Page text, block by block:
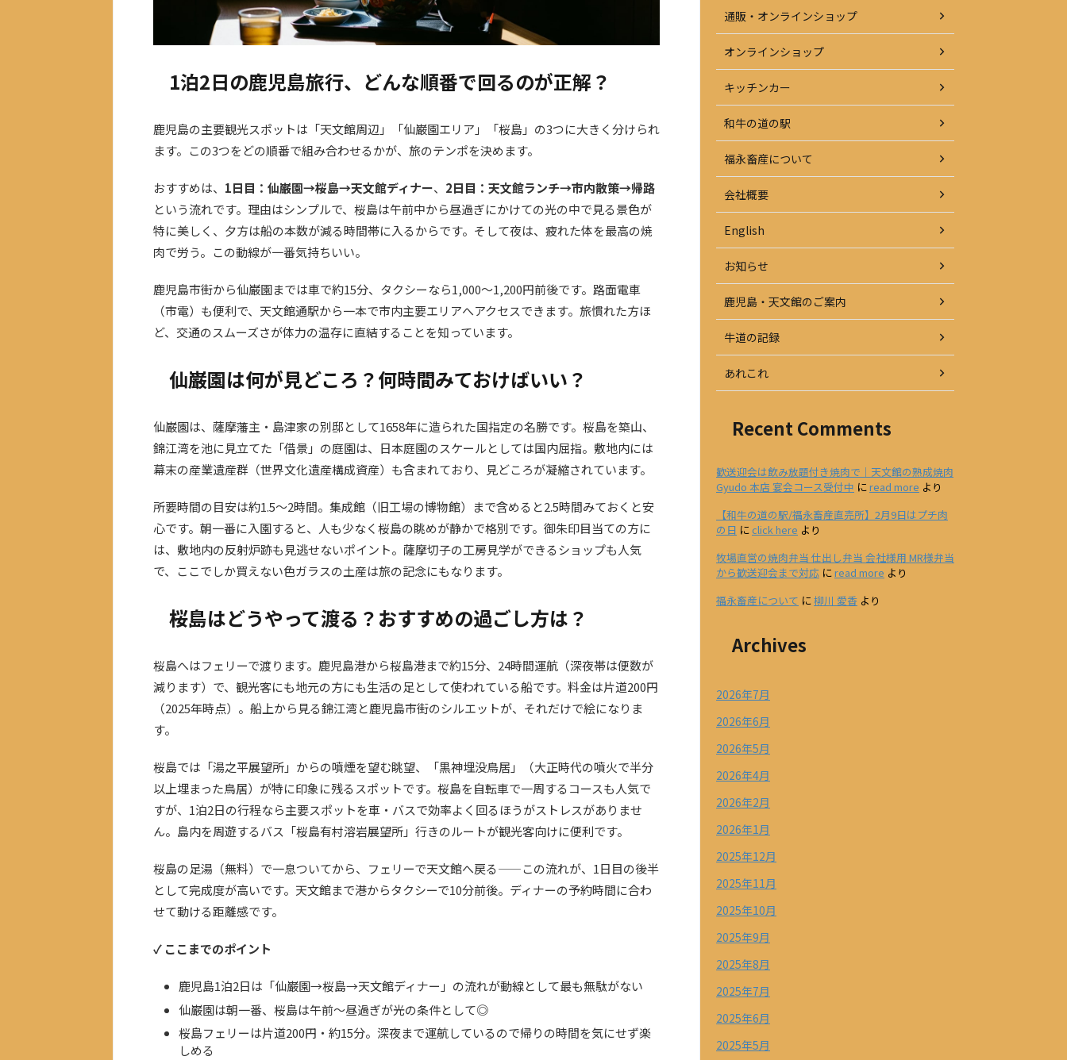
1泊2日の鹿児島旅行、どんな順番で回るのが正解？
鹿児島の主要観光スポットは「天文館周辺」「仙巌園エリア」「桜島」の3つに大きく分けられ
ます。この3つをどの順番で組み合わせるかが、旅のテンポを決めます。
おすすめは、 1日目：仙巌園→桜島→天文館ディナー、 2日目：天文館ランチ→市内散策→帰路
という流れです。理由はシンプルで、桜島は午前中から昼過ぎにかけての光の中で見る景色が
特に美しく、夕方は船の本数が減る時間帯に入るからです。そして夜は、疲れた体を最高の焼
肉で労う。この動線が一番気持ちいい。
鹿児島市街から仙巌園までは車で約15分、タクシーなら1,000〜1,200円前後です。路面電車
（市電）も便利で、天文館通駅から一本で市内主要エリアへアクセスできます。旅慣れた方ほ
ど、交通のスムーズさが体力の温存に直結することを知っています。
仙巌園は何が見どころ？何時間みておけばいい？
仙巌園は、薩摩藩主・島津家の別邸として1658年に造られた国指定の名勝です。桜島を築山、
錦江湾を池に見立てた「借景」の庭園は、日本庭園のスケールとしては国内屈指。敷地内には
幕末の産業遺産群（世界文化遺産構成資産）も含まれており、見どころが凝縮されています。
所要時間の目安は約1.5〜2時間。集成館（旧工場の博物館）まで含めると2.5時間みておくと安
心です。朝一番に入園すると、人も少なく桜島の眺めが静かで格別です。御朱印目当ての方に
は、敷地内の反射炉跡も見逃せないポイント。薩摩切子の工房見学ができるショップも人気
で、ここでしか買えない色ガラスの土産は旅の記念にもなります。
桜島はどうやって渡る？おすすめの過ごし方は？
桜島へはフェリーで渡ります。鹿児島港から桜島港まで約15分、24時間運航（深夜帯は便数が
減ります）で、観光客にも地元の方にも生活の足として使われている船です。料金は片道200円
（2025年時点）。船上から見る錦江湾と鹿児島市街のシルエットが、それだけで絵になりま
す。
桜島では「湯之平展望所」からの噴煙を望む眺望、「黒神埋没鳥居」（大正時代の噴火で半分
以上埋まった鳥居）が特に印象に残るスポットです。桜島を自転車で一周するコースも人気で
すが、1泊2日の行程なら主要スポットを車・バスで効率よく回るほうがストレスがありませ
ん。島内を周遊するバス「桜島有村溶岩展望所」行きのルートが観光客向けに便利です。
桜島の足湯（無料）で一息ついてから、フェリーで天文館へ戻る——この流れが、1日目の後半
として完成度が高いです。天文館まで港からタクシーで10分前後。ディナーの予約時間に合わ
せて動ける距離感です。
✓ ここまでのポイント
鹿児島1泊2日は「仙巌園→桜島→天文館ディナー」の流れが動線として最も無駄がない
仙巌園は朝一番、桜島は午前〜昼過ぎが光の条件として◎
桜島フェリーは片道200円・約15分。深夜まで運航しているので帰りの時間を気にせず楽
しめる
通販・オンラインショップ
オンラインショップ
キッチンカー
和牛の道の駅
福永畜産について
会社概要
English
お知らせ
鹿児島・天文館のご案内
牛道の記録
あれこれ
Recent Comments
歓送迎会は飲み放題付き焼肉で｜天文館の熟成焼肉
Gyudo 本店 宴会コース受付中 にread more より
【和牛の道の駅/福永畜産直売所】2月9日はプチ肉
の日 にclick here より
牧場直営の焼肉弁当 仕出し弁当 会社様用 MR様弁当
から歓送迎会まで対応 にread more より
福永畜産について に柳川 愛香 より
Archives
2026年7月
2026年6月
2026年5月
2026年4月
2026年2月
2026年1月
2025年12月
2025年11月
2025年10月
2025年9月
2025年8月
2025年7月
2025年6月
2025年5月